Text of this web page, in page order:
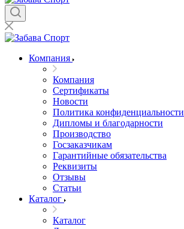
Компания
Компания
Сертификаты
Новости
Политика конфиденциальности
Дипломы и благодарности
Производство
Госзаказчикам
Гарантийные обязательства
Реквизиты
Отзывы
Статьи
Каталог
Каталог